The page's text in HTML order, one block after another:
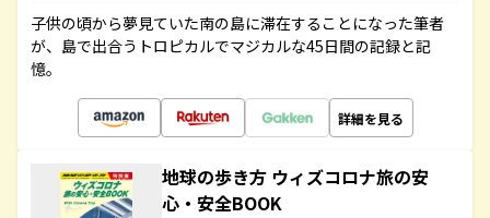
子供の頃から夢見ていた南の島に滞在することになった筆者
が、島で出合うトロピカルでマジカルな45日間の記録と記
憶。
詳細を見る
地球の歩き方 ウィズコロナ旅の安
心・安全BOOK